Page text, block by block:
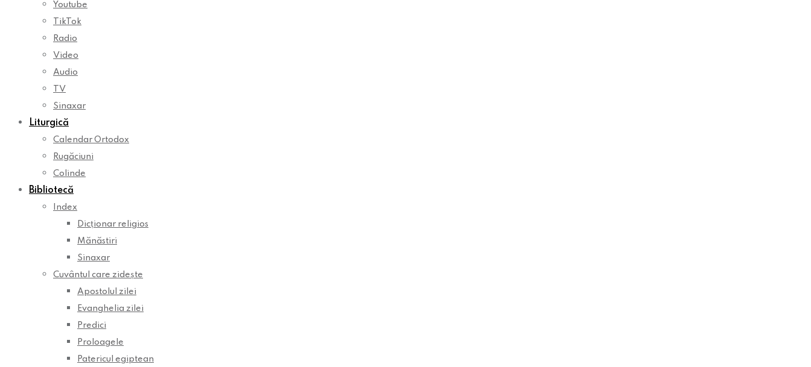
Youtube
TikTok
Radio
Video
Audio
TV
Sinaxar
Liturgică
Calendar Ortodox
Rugăciuni
Colinde
Bibliotecă
Index
Dicționar religios
Mănăstiri
Sinaxar
Cuvântul care zidește
Apostolul zilei
Evanghelia zilei
Predici
Proloagele
Patericul egiptean